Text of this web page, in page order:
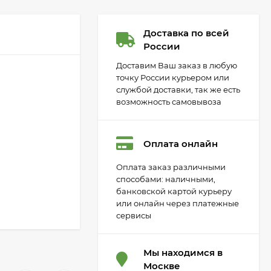
Доставка по всей
России
Доставим Ваш заказ в любую
точку России курьером или
службой доставки, так же есть
возможность самовывоза
Оплата онлайн
Оплата заказ различными
способами: наличными,
банковской картой курьеру
или онлайн через платежные
сервисы
Мы находимся в
Москве